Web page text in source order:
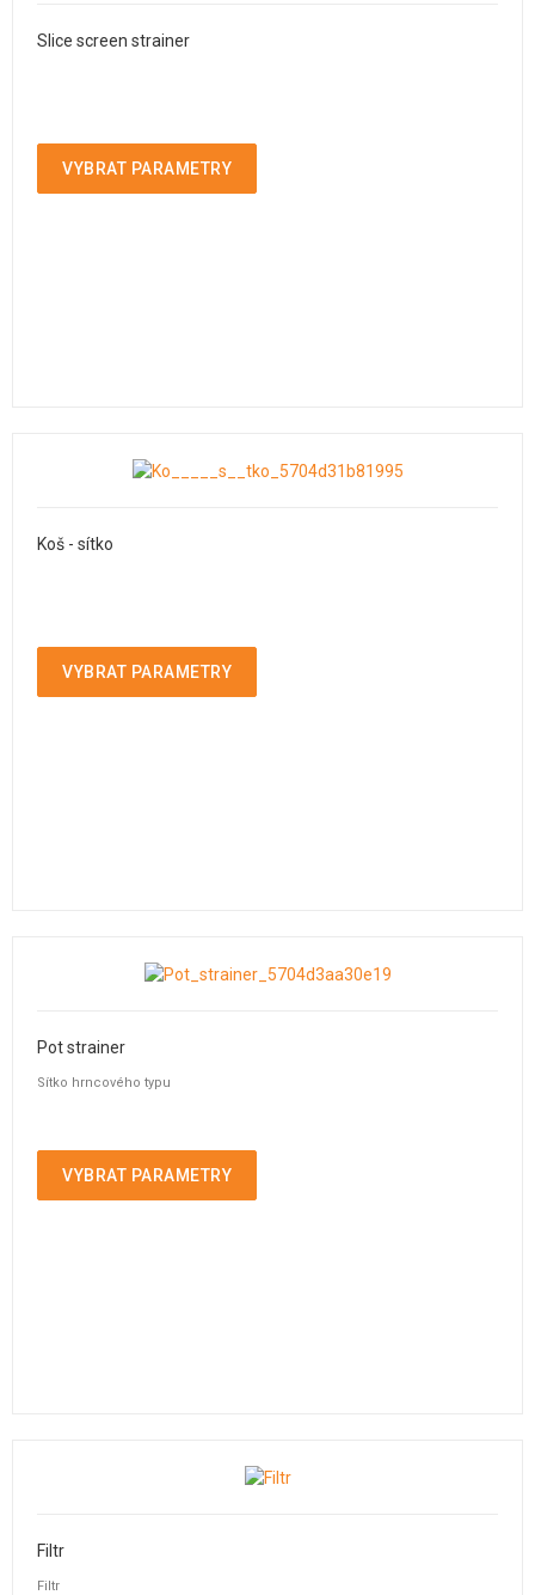
Slice screen strainer
VYBRAT PARAMETRY
Koš - sítko
VYBRAT PARAMETRY
Pot strainer
Sítko hrncového typu
VYBRAT PARAMETRY
Filtr
Filtr